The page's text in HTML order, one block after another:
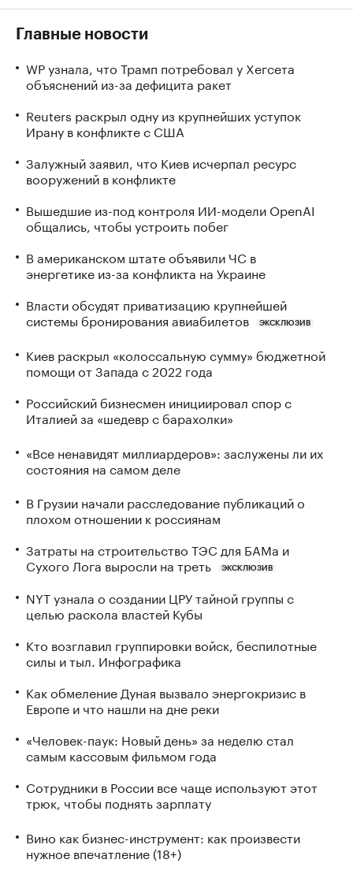
Главные новости
WP узнала, что Трамп потребовал у Хегсета
объяснений из-за дефицита ракет
Reuters раскрыл одну из крупнейших уступок
Ирану в конфликте с США
Залужный заявил, что Киев исчерпал ресурс
вооружений в конфликте
Вышедшие из-под контроля ИИ-модели OpenAI
общались, чтобы устроить побег
В американском штате объявили ЧС в
энергетике из-за конфликта на Украине
Власти обсудят приватизацию крупнейшей
системы бронирования авиабилетов
ЭКСКЛЮЗИВ
Киев раскрыл «колоссальную сумму» бюджетной
помощи от Запада с 2022 года
Российский бизнесмен инициировал спор с
Италией за «шедевр с барахолки»
«Все ненавидят миллиардеров»: заслужены ли их
состояния на самом деле
В Грузии начали расследование публикаций о
плохом отношении к россиянам
Затраты на строительство ТЭС для БАМа и
Сухого Лога выросли на треть
ЭКСКЛЮЗИВ
NYT узнала о создании ЦРУ тайной группы с
целью раскола властей Кубы
Кто возглавил группировки войск, беспилотные
силы и тыл. Инфографика
Как обмеление Дуная вызвало энергокризис в
Европе и что нашли на дне реки
«Человек-паук: Новый день» за неделю стал
самым кассовым фильмом года
Сотрудники в России все чаще используют этот
трюк, чтобы поднять зарплату
Вино как бизнес-инструмент: как произвести
нужное впечатление (18+)